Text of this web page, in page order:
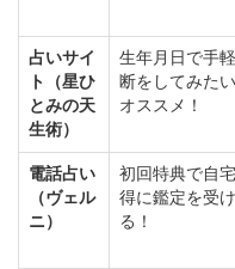
占いサイ
ト（星ひ
とみの天
生術）
生年月日で手
断をしてみた
オススメ！
電話占い
（ヴェル
ニ）
初回特典で自
得に鑑定を受
る！